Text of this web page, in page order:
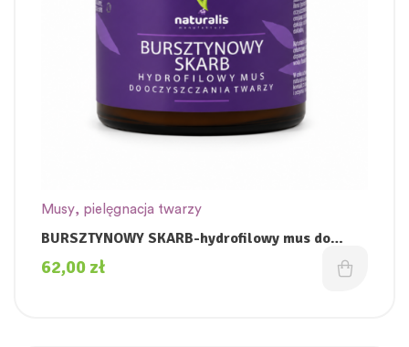
Musy, pielęgnacja twarzy
BURSZTYNOWY SKARB-hydrofilowy mus do
oczyszczania twarzy.
62,00 zł